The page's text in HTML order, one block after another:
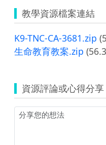
教學資源檔案連結
K9-TNC-CA-3681.zip
生命教育教案.zip
資源評論或心得分享